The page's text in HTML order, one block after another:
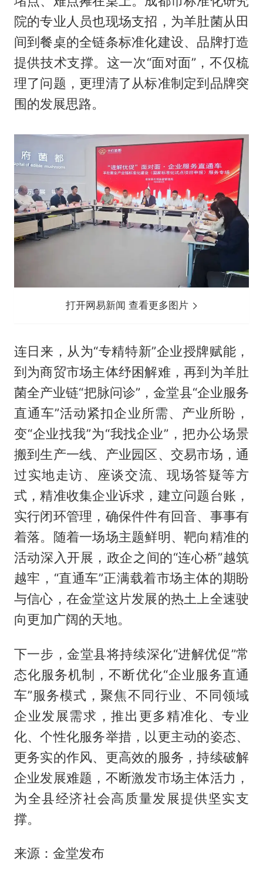
院的专业人员也现场支招，为羊肚菌从田
间到餐桌的全链条标准化建设、品牌打造
提供技术支撑。这一次“面对面”，不仅梳
理了问题，更理清了从标准制定到品牌突
围的发展思路。
打开网易新闻 查看更多图片
连日来，从为“专精特新”企业授牌赋能，
到为商贸市场主体纾困解难，再到为羊肚
菌全产业链“把脉问诊”，金堂县“企业服务
直通车”活动紧扣企业所需、产业所盼，
变“企业找我”为“我找企业”，把办公场景
搬到生产一线、产业园区、交易市场，通
过实地走访、座谈交流、现场答疑等方
式，精准收集企业诉求，建立问题台账，
实行闭环管理，确保件件有回音、事事有
着落。随着一场场主题鲜明、靶向精准的
活动深入开展，政企之间的“连心桥”越筑
越牢，“直通车”正满载着市场主体的期盼
与信心，在金堂这片发展的热土上全速驶
向更加广阔的天地。
下一步，金堂县将持续深化“进解优促”常
态化服务机制，不断优化“企业服务直通
车”服务模式，聚焦不同行业、不同领域
企业发展需求，推出更多精准化、专业
化、个性化服务举措，以更主动的姿态、
更务实的作风、更高效的服务，持续破解
企业发展难题，不断激发市场主体活力，
为全县经济社会高质量发展提供坚实支
撑。
来源：金堂发布